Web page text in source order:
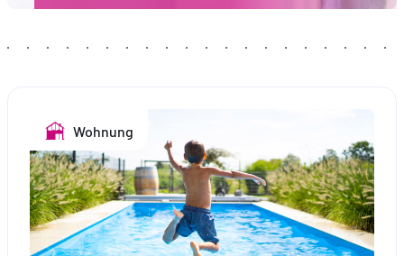
Wohnung